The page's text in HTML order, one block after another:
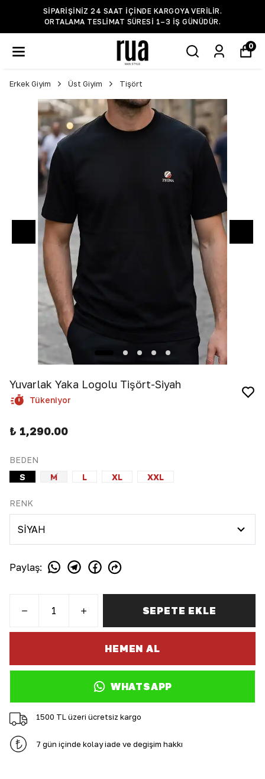
SIPARIŞINIZ 24 SAAT IÇINDE KARGOYA VERILIR.
ORTALAMA TESLIMAT SÜRESI 1–3 IŞ GÜNÜDÜR.
0
Erkek Giyim Üst Giyim Tişört
Yuvarlak Yaka Logolu Tişört-Siyah
Tükeniyor
₺ 1,290.00
BEDEN
S
M L XL XXL
RENK
Paylaş:
SEPETE EKLE
HEMEN AL
WHATSAPP
1500 TL üzeri ücretsiz kargo
7 gün içinde kolay iade ve değişim hakkı